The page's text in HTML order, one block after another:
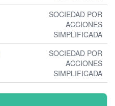
SOCIEDAD POR
ACCIONES
SIMPLIFICADA
SOCIEDAD POR
ACCIONES
SIMPLIFICADA